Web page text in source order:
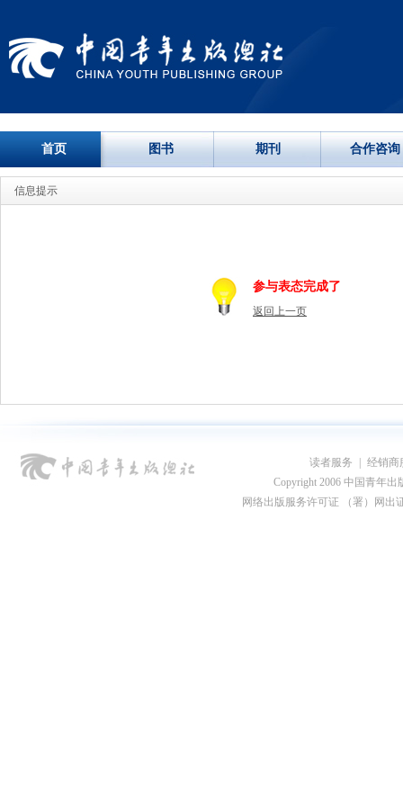
首页 图书 期刊 合作咨询
信息提示
参与表态完成了
返回上一页
读者服务
经销商
Copyright 2006 中国青年出
网络出版服务许可证 （署）网出